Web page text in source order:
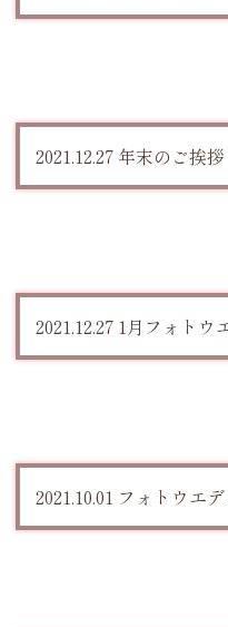
2021.12.27 年末のご挨拶
2021.12.27 1月フォト
2021.10.01 フォトウエ